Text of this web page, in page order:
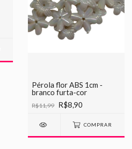
Pérola flor ABS 1cm -
branco furta-cor
R$11,99 R$8,90
COMPRAR